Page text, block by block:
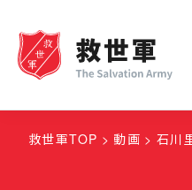
救世軍とは 世
救世軍TOP 動画 石川